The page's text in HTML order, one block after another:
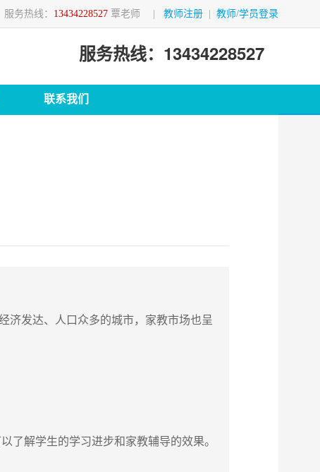
服务热线： 13434228527 覃老师 教师注册 教师/学员登录
服务热线：13434228527
联系我们
发达、人口众多的城市，家教市场也呈
解学生的学习进步和家教辅导的效果。